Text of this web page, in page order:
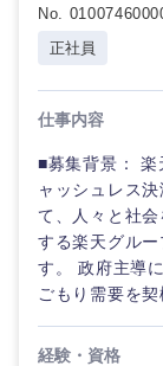
No.
正社員
仕事内容
■募集背景： 楽
ャッシュレス
て、人々と社
する楽天グル
す。 政府主導
ごもり需要を
経験・資格